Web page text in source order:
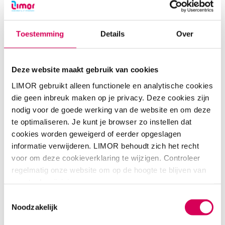
Toestemming Details Over
Deze website maakt gebruik van cookies
LIMOR gebruikt alleen functionele en analytische cookies
die geen inbreuk maken op je privacy. Deze cookies zijn
nodig voor de goede werking van de website en om deze
te optimaliseren. Je kunt je browser zo instellen dat
cookies worden geweigerd of eerder opgeslagen
informatie verwijderen. LIMOR behoudt zich het recht
voor om deze cookieverklaring te wijzigen. Controleer
regelmatig onze website om op de hoogte te blijven van
Noodzakelijk
door Volledig Pakket Thuis
vraaggerichte thuisbegeleiding aan cliënten met een
verplicht reclasseringstoezicht. De intensieve zorg die we
financieringsvorm ook ambulant, bij jou thuis, bieden.
LIMOR voert hierbij de regie op het plan van aanpak en
het budget, waardoor we alle zorg goed op elkaar kunnen
afstemmen. Dit creëert rust en overzicht en zorgt er
uiteindelijk voor dat je sneller re-integreert in de
maatschappij.
Team met expertise
LIMOR. Dit team kan o.a. bestaan uit verschillende
disciplines met elk hun eigen expertise, te weten: